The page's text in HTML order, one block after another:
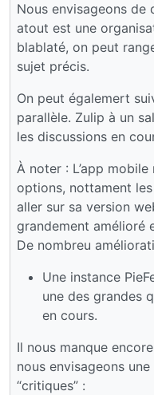
Nous envisageons
atout est une
blablaté, on peut
sujet précis.
On peut égalemert
parallèle. Zulip à un
les discussions en
À noter : L’app
options, nottament
aller sur sa version
grandement amélioré
De nombreu
Une instance
une des grandes
en cours.
Il nous manque
nous envisageons
“critiques” :